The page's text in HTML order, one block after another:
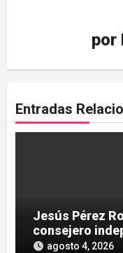
por
Entradas
Jesús Pérez
consejero
maniobras en
agosto 4, 2026